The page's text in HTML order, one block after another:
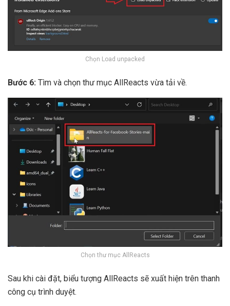
Chọn Load unpacked
Bước 6: Tìm và chọn thư mục AllReacts vừa tải về.
Chọn thư mục AllReacts
Sau khi cài đặt, biểu tượng AllReacts sẽ xuất hiện trên thanh
công cụ trình duyệt.